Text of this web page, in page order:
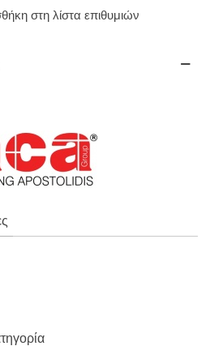
στη λίστα επιθυμιών